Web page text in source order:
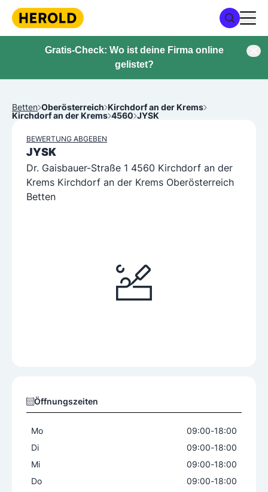
Gratis-Check: Wo ist deine Firma online
gelistet?
Betten Oberösterreich Kirchdorf an der Krems
Kirchdorf an der Krems 4560 JYSK
BEWERTUNG ABGEBEN
JYSK
Dr. Gaisbauer-Straße 1 4560 Kirchdorf an der
Krems Kirchdorf an der Krems Oberösterreich
Betten
Öffnungszeiten
Mo 09:00-18:00
Di
09:00-18:00
Mi
09:00-18:00
Do
09:00-18:00